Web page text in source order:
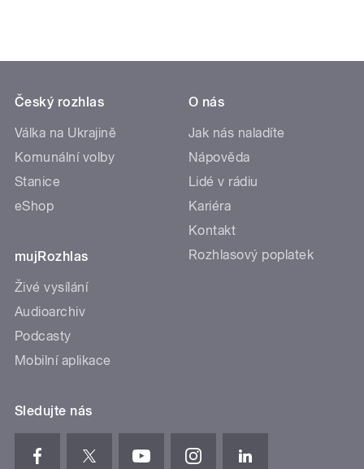
Český rozhlas
Válka na Ukrajině
Komunální volby
Stanice
eShop
mujRozhlas
Živé vysílání
Audioarchiv
Podcasty
Mobilní aplikace
O nás
Jak nás naladíte
Nápověda
Lidé v rádiu
Kariéra
Kontakt
Rozhlasový poplatek
Sledujte nás